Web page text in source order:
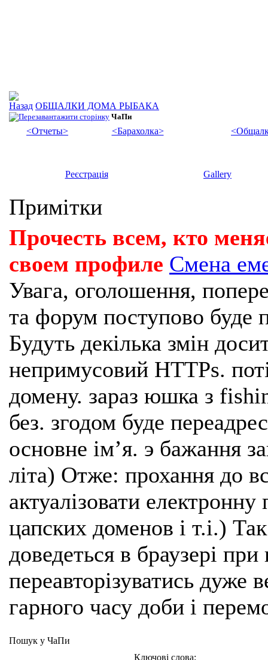
ОБЩАЛКИ ДОМА РЫБАКА
ЧаПи
<Отчеты> <Барахолка>
Реєстрація Gallery
Примітки
Прочесть всем, кто
своем профиле Смена
Увага, оголошення,
та форум поступово буде
Будуть декілька змін
непримусовий HTTPs.
домену. зараз юшка з
без. згодом буде
основне імʼя. э бажання
літа) Отже: прохання до
актуалізовати
цапских доменов і т.і.)
доведеться в браузері
переавторізуватись
гарного часу доби і
Пошук у ЧаПи
Ключові слова: